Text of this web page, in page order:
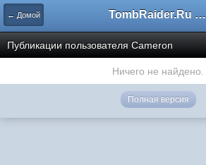
← Домой TombRaider.Ru - Форумы
Публикации пользователя Cameron
Ничего не найдено.
Полная версия